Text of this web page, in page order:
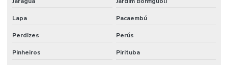
Lapa Pacaembú
Perdizes Perús
Pinheiros Pirituba